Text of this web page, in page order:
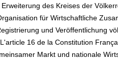
Erweiterung des Kreises der
für Wirtschaftliche
und Veröffentlichung
16 de la Constitution
Markt und nationale